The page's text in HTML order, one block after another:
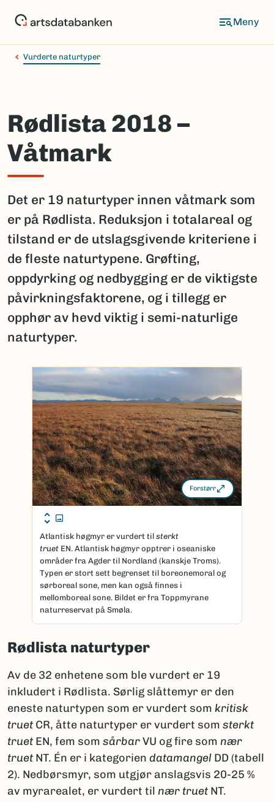
Vurderte naturtyper
Rødlista 2018 –
Våtmark
Det er 19 naturtyper innen våtmark som
er på Rødlista. Reduksjon i totalareal og
tilstand er de utslagsgivende kriteriene i
de fleste naturtypene. Grøfting,
oppdyrking og nedbygging er de viktigste
påvirkningsfaktorene, og i tillegg er
opphør av hevd viktig i semi-naturlige
naturtyper.
Forstørr
Atlantisk høgmyr er vurdert til sterkt
truet EN. Atlantisk høgmyr opptrer i oseaniske
områder fra Agder til Nordland (kanskje Troms).
Typen er stort sett begrenset til boreonemoral og
sørboreal sone, men kan også finnes i
mellomboreal sone. Bildet er fra Toppmyrane
naturreservat på Smøla.
Rødlista naturtyper
Av de 32 enhetene som ble vurdert er 19
inkludert i Rødlista. Sørlig slåttemyr er den
eneste naturtypen som er vurdert som kritisk
truet CR, åtte naturtyper er vurdert som sterkt
truet EN, fem som sårbarVU og fire som nær
truet NT. Én er i kategorien datamangel DD (tabell
2). Nedbørsmyr, som utgjør anslagsvis 20-25 %
av myrarealet, er vurdert til nær truet NT.